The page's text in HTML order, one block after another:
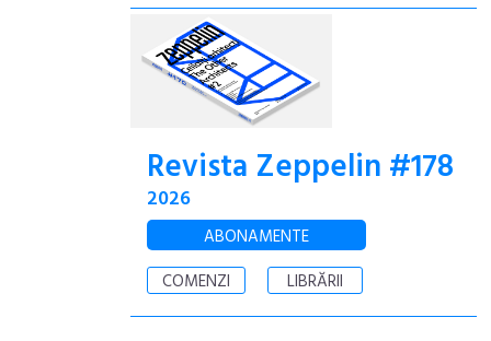
Revista Zeppelin #178
2026
ABONAMENTE
COMENZI
LIBRĂRII